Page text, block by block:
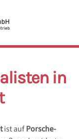
in
ist aufPorsche-